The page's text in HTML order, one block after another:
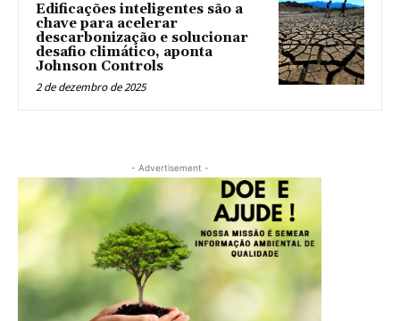
Edificações inteligentes são a
chave para acelerar
descarbonização e solucionar
desafio climático, aponta
Johnson Controls
2 de dezembro de 2025
- Advertisement -